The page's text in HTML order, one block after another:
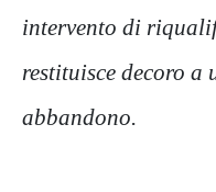
intervento di
restituisce decoro a
abbandono.